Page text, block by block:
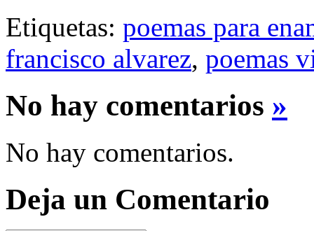
Etiquetas: poemas para
francisco alvarez, poemas
No hay comentarios »
No hay comentarios.
Deja un Comentario